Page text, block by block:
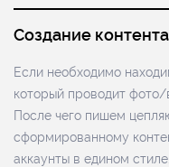
Создание контента
Если необходимо
который проводит
После чего пишем
сформированному
аккаунты в едином стиле.